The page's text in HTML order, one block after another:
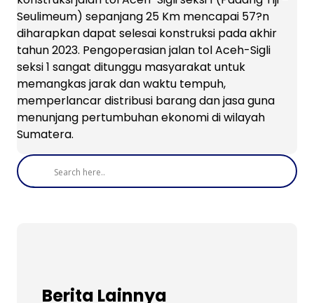
Seulimeum) sepanjang 25 Km mencapai 57?n
diharapkan dapat selesai konstruksi pada akhir
tahun 2023. Pengoperasian jalan tol Aceh-Sigli
seksi 1 sangat ditunggu masyarakat untuk
memangkas jarak dan waktu tempuh,
memperlancar distribusi barang dan jasa guna
menunjang pertumbuhan ekonomi di wilayah
Sumatera.
Berita Lainnya